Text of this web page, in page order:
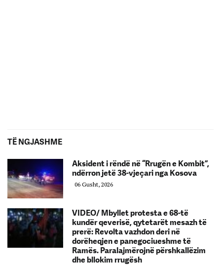
TË NGJASHME
Aksident i rëndë në “Rrugën e Kombit”,
ndërron jetë 38-vjeçari nga Kosova
06 Gusht, 2026
VIDEO/ Mbyllet protesta e 68-të
kundër qeverisë, qytetarët mesazh të
prerë: Revolta vazhdon deri në
dorëheqjen e panegociueshme të
Ramës. Paralajmërojnë përshkallëzim
dhe bllokim rrugësh